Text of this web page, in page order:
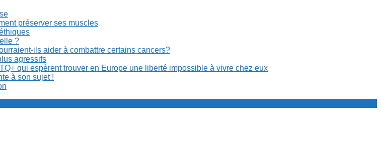
préserver ses muscles
?
ils aider à combattre certains cancers?
agressifs
qui espèrent trouver en Europe une liberté impossible à vivre chez eux
à son sujet !